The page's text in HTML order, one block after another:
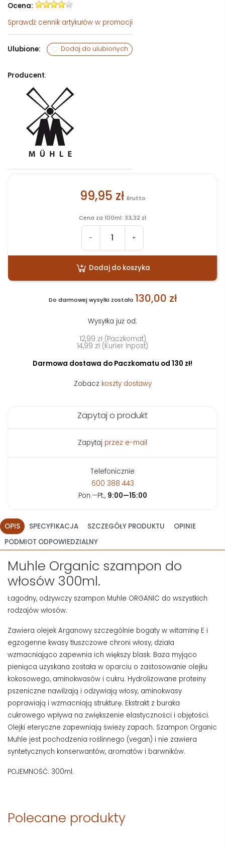
Ocena:
Sprawdź cennik artykułów w promocji
Ulubione: Dodaj do ulubionych
Producent:
99,95 zł Brutto
Cena za 100ml: 33,32 zł
- +
Dodaj do koszyka
Do darmowej wysyłki zostało 130,00 zł
Wysyłka już od:
12,99 zł (Paczkomat)
14,99 zł (Kurier Inpost)
Darmowa dostawa do Paczkomatu od 130 zł!
Zobacz koszty dostawy
Zapytaj o produkt
Zapytaj przez e-mail
Telefonicznie
600 388 443
Pon.—Pt., 9:00—15:00
OPIS SPECYFIKACJA SZCZEGÓŁY PRODUKTU
OPINIE
PODMIOT ODPOWIEDZIALNY
Muhle Organic szampon do
włosów 300ml.
Łagodny, odżywczy szampon Muhle ORGANIC do wszystkich
rodzajów włosów.
Zawiera olejek Arganowy szczególnie bogaty w witaminę E i
egzogenne kwasy tłuszczowe chroni włosy, działa
wzmacniająco zapewnia ich większy blask. Baza myjąco
pieniąca uzyskana została w oparciu o zastosowanie olejku
kokosowego, aminokwasów i cukru. Hydrolizowane proteiny
pszeniczne nawilżają i odżywiają włosy, aminokwasy
poprawiają i wzmacniają strukturę. Ekstrakt z buraka
cukrowego wpływa na zwiększenie elastyczności i objętości.
Olejki eteryczne zapewniają świeży zapach. Szampon Organic
Muhle jest pochodzenia roślinnego (vegan) i nie zawiera
syntetycznych konserwantów, aromatów i barwników.
POJEMNOŚĆ: 300ml.
Polecane produkty